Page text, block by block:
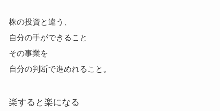
株の投資と違う、
自分の手ができること
その事業を
自分の判断で進めれること。
楽すると楽になる